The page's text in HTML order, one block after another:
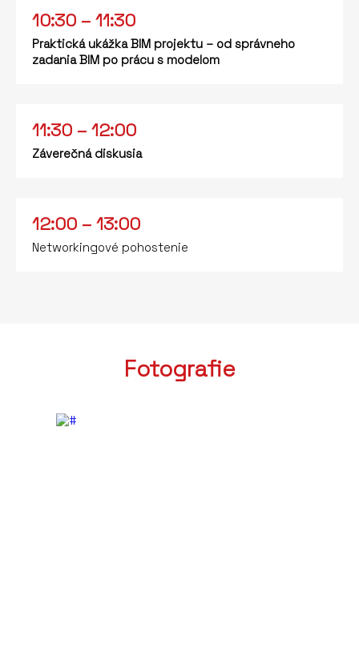
10:30 – 11:30
Praktická ukážka BIM projektu – od správneho
zadania BIM po prácu s modelom
11:30 – 12:00
Záverečná diskusia
12:00 – 13:00
Networkingové pohostenie
Fotografie